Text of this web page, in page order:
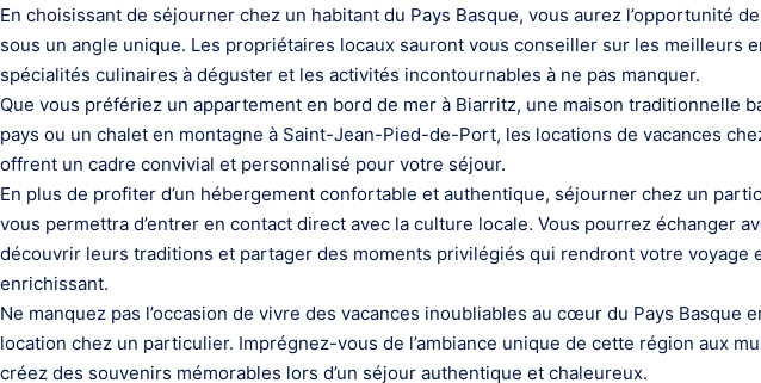
En choisissant de séjourner chez un habitant du Pays Basque, vous aurez l’opportunité
sous un angle unique. Les propriétaires locaux sauront vous conseiller sur les meilleurs
spécialités culinaires à déguster et les activités incontournables à ne pas manquer.
Que vous préfériez un appartement en bord de mer à Biarritz, une maison traditionnelle
pays ou un chalet en montagne à Saint-Jean-Pied-de-Port, les locations de vacances
offrent un cadre convivial et personnalisé pour votre séjour.
En plus de profiter d’un hébergement confortable et authentique, séjourner chez un
vous permettra d’entrer en contact direct avec la culture locale. Vous pourrez échanger
découvrir leurs traditions et partager des moments privilégiés qui rendront votre voyage
enrichissant.
Ne manquez pas l’occasion de vivre des vacances inoubliables au cœur du Pays Basque
location chez un particulier. Imprégnez-vous de l’ambiance unique de cette région aux
créez des souvenirs mémorables lors d’un séjour authentique et chaleureux.